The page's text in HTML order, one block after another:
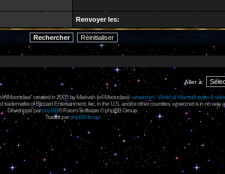
Renvoyer les:
Aller à:
created in 2005 byMaëvah(ex-Moonclaw) -wowcr.net : World of Warcraft styles &
of Blizzard Entertainment, Inc. in the U.S. and/or other countries. wowcr.net is in no way
Développé parphpBB® Forum Software © phpBB Group
Traduit parphpBB-fr.com